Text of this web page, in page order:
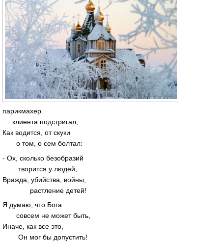
парикмахер
клиента подстригал,
Как водится, от скуки
о том, о сем болтал:
- Ох, сколько безобразий
творится у людей,
Вражда, убийства, войны,
растление детей!
Я думаю, что Бога
совсем не может быть,
Иначе, как все это,
Он мог бы допустить!